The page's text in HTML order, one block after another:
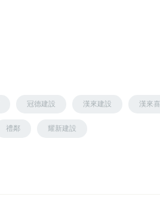
冠德建設 漢來建設 漢來
禮鄰 耀新建設